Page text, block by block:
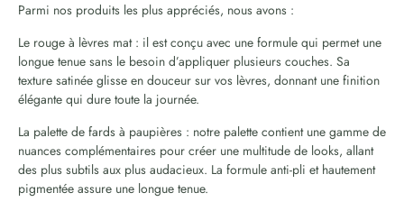
Parmi nos produits les plus appréciés, nous avons :
Le rouge à lèvres mat : il est conçu avec une formule qui permet une
longue tenue sans le besoin d’appliquer plusieurs couches. Sa
texture satinée glisse en douceur sur vos lèvres, donnant une finition
élégante qui dure toute la journée.
La palette de fards à paupières : notre palette contient une gamme de
nuances complémentaires pour créer une multitude de looks, allant
des plus subtils aux plus audacieux. La formule anti-pli et hautement
pigmentée assure une longue tenue.